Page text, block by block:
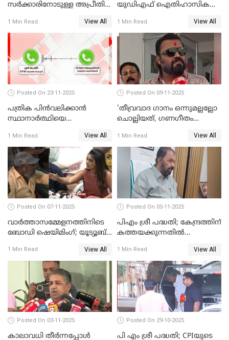
സര്‍ക്കാരിനോടുള്ള അപ്രീതി
പ്രതിഫലിക്കും'; കെ.സി
വേണുഗോപാല്‍ WATCH
1 Min Read View All
യുഡിഎഫ് ഐതിഹാസിക
സതീശന്‍ WATCH VIDEO
1 Min Read View All
Posted On 23-11-2025
പത്രിക പിന്‍വലിക്കാന്‍
സ്ഥാനാര്‍ത്ഥിയെ
WATCH VIDEO
1 Min Read View All
Posted On 09-11-2025
'തീവ്രവാദ ഗാനം ഒന്നുമല്ലല്ലോ
ചൊല്ലിയത്, ഗണഗീതം
ഭാഗം'; സുരേഷ് ഗോപി WATCH
VIDEO
1 Min Read View All
Posted On 07-11-2025
വാർത്താസമ്മേളനത്തിനിടെ
ബോഡി ഷെയിമിംഗ്; യൂട്യൂബ്
മറുപടിയുമായി ഗൗരി കിഷന്‍
WATCH VIDEO
1 Min Read View All
Posted On 05-11-2025
പിഎം ശ്രീ പദ്ധതി; കേന്ദ്രത്തിന്
കത്തയക്കുന്നതില്‍
വി.ശിവന്‍കുട്ടി WATCH VIDEO
1 Min Read View All
Posted On 03-11-2025
കാലാവധി തീര്‍ന്നപ്പോള്‍
Posted On 29-10-2025
പി എം ശ്രീ പദ്ധതി; CPIയുടെ